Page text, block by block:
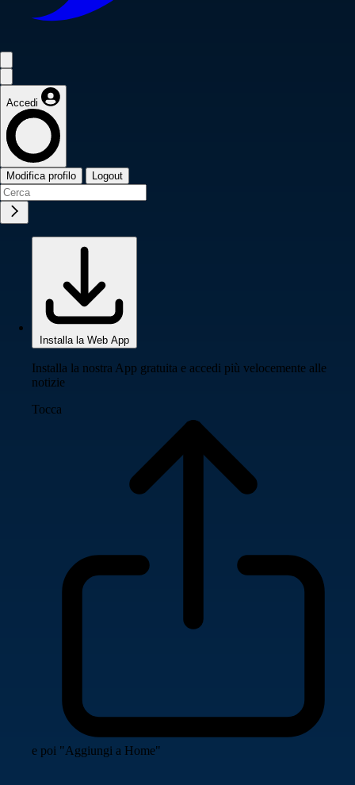
Accedi
Modifica profilo Logout
Installa la Web App
Installa la nostra App gratuita e accedi più velocemente alle
notizie
Tocca
e poi "Aggiungi a Home"